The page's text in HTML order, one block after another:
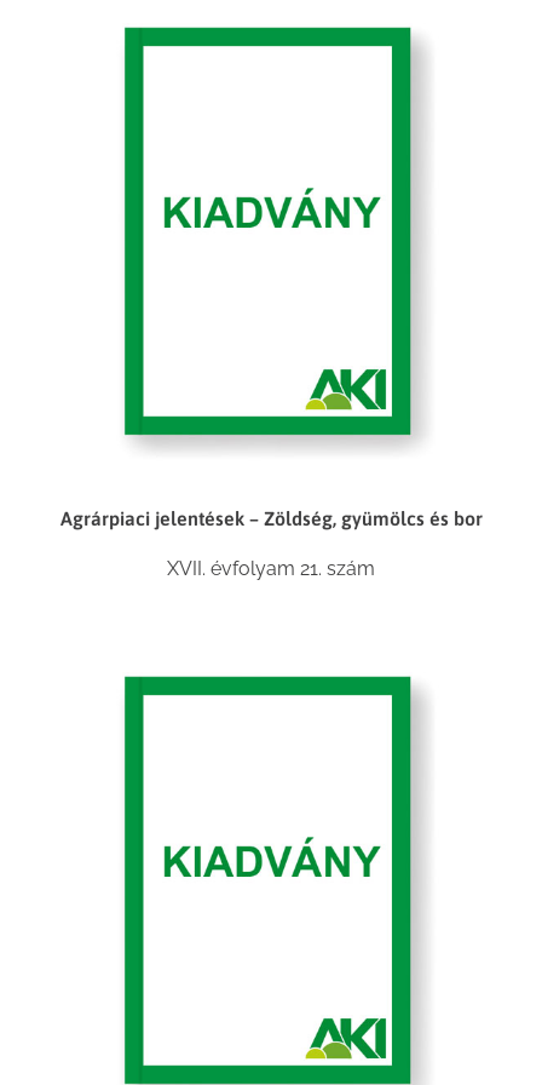
Agrárpiaci jelentések – Zöldség, gyümölcs és bor
XVII. évfolyam 21. szám